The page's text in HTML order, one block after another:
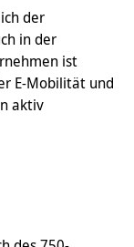
der
in der
ist
E-Mobilität und
aktiv